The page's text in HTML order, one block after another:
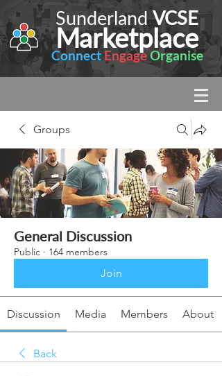
Marketplace
SunderlandVCSE
ConnectEngageOrganise
Groups
General Discussion
Public · 164 members
Join
Discussion Media Members About
Back